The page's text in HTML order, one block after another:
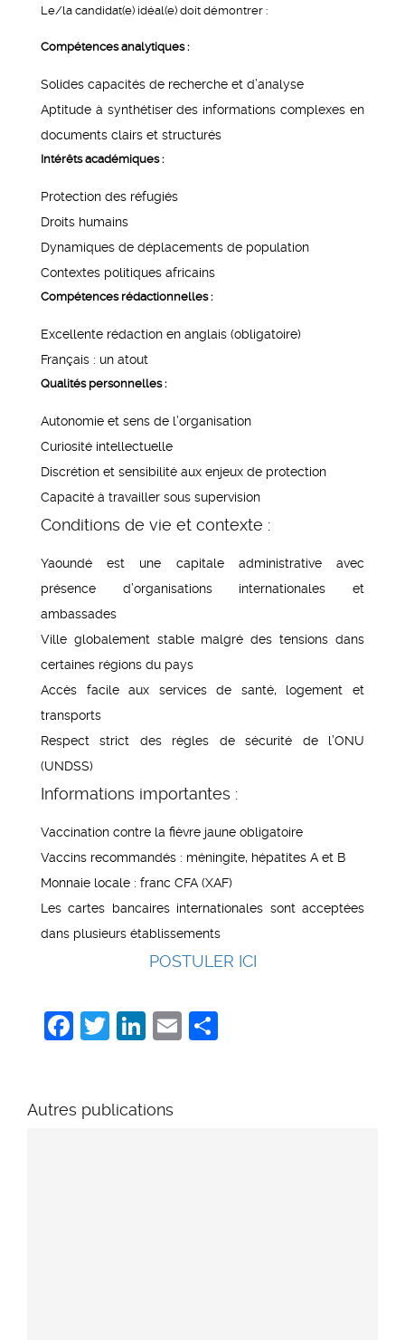
Le/la candidat(e) idéal(e) doit démontrer :
Compétences analytiques :
Solides capacités de recherche et d’analyse
Aptitude à synthétiser des informations complexes en
documents clairs et structurés
Intérêts académiques :
Protection des réfugiés
Droits humains
Dynamiques de déplacements de population
Contextes politiques africains
Compétences rédactionnelles :
Excellente rédaction en anglais (obligatoire)
Français : un atout
Qualités personnelles :
Autonomie et sens de l’organisation
Curiosité intellectuelle
Discrétion et sensibilité aux enjeux de protection
Capacité à travailler sous supervision
Conditions de vie et contexte :
Yaoundé est une capitale administrative avec
présence d’organisations internationales et
ambassades
Ville globalement stable malgré des tensions dans
certaines régions du pays
Accès facile aux services de santé, logement et
transports
Respect strict des règles de sécurité de l’ONU
(UNDSS)
Informations importantes :
Vaccination contre la fièvre jaune obligatoire
Vaccins recommandés : méningite, hépatites A et B
Monnaie locale : franc CFA (XAF)
Les cartes bancaires internationales sont acceptées
dans plusieurs établissements
POSTULER ICI
Facebook
Twitter
LinkedIn
Email
Autres publications